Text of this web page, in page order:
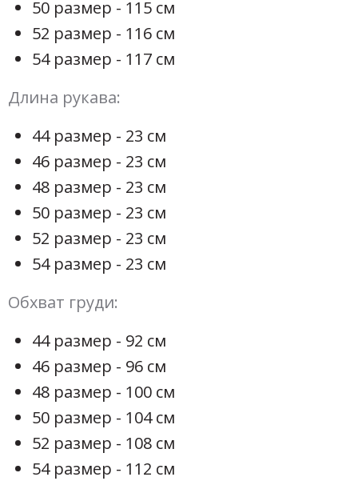
50 размер - 115 см
52 размер - 116 см
54 размер - 117 см
Длина рукава:
44 размер - 23 см
46 размер - 23 см
48 размер - 23 см
50 размер - 23 см
52 размер - 23 см
54 размер - 23 см
Обхват груди:
44 размер - 92 см
46 размер - 96 см
48 размер - 100 см
50 размер - 104 см
52 размер - 108 см
54 размер - 112 см